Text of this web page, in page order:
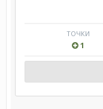
ТОЧКИ
1